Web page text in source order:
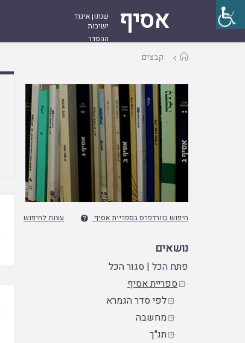
אסיף
שנתון איגוד
ישיבות
ההסדר
עמודקבצים
חיפוש בוורדפרס בספריית אסיף  עצות לחיפוש
נושאים
פתח הכל |סגור הכל
ספריית אסיף
לפי סדר הגמרא
מחשבה
תנ"ך